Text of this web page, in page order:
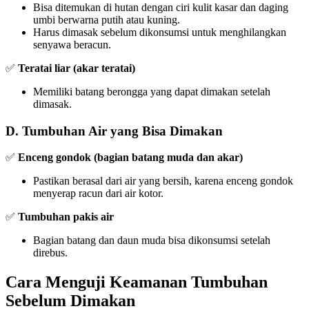
Bisa ditemukan di hutan dengan ciri kulit kasar dan daging
umbi berwarna putih atau kuning.
Harus dimasak sebelum dikonsumsi untuk menghilangkan
senyawa beracun.
✅ Teratai liar (akar teratai)
Memiliki batang berongga yang dapat dimakan setelah
dimasak.
D. Tumbuhan Air yang Bisa Dimakan
✅ Enceng gondok (bagian batang muda dan akar)
Pastikan berasal dari air yang bersih, karena enceng gondok
menyerap racun dari air kotor.
✅ Tumbuhan pakis air
Bagian batang dan daun muda bisa dikonsumsi setelah
direbus.
Cara Menguji Keamanan Tumbuhan
Sebelum Dimakan